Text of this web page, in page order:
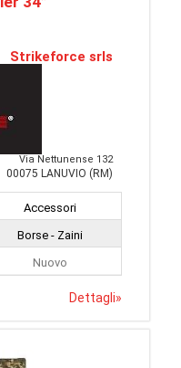
Strikeforce srls
Via Nettunense 132
00075 LANUVIO (RM)
Accessori
Borse - Zaini
Nuovo
Dettagli»